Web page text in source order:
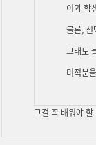
이과 학
물론, 선
그래도
미적분
그걸 꼭 배워야